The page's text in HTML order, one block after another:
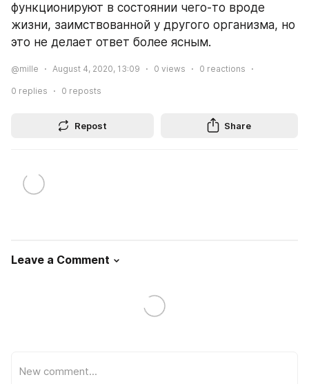
функционируют в состоянии чего-то вроде
жизни, заимствованной у другого организма, но
это не делает ответ более ясным.
@mille August 4, 2020, 13:09 0 views 0 reactions
0 replies 0 reposts
Repost Share
Leave a Comment